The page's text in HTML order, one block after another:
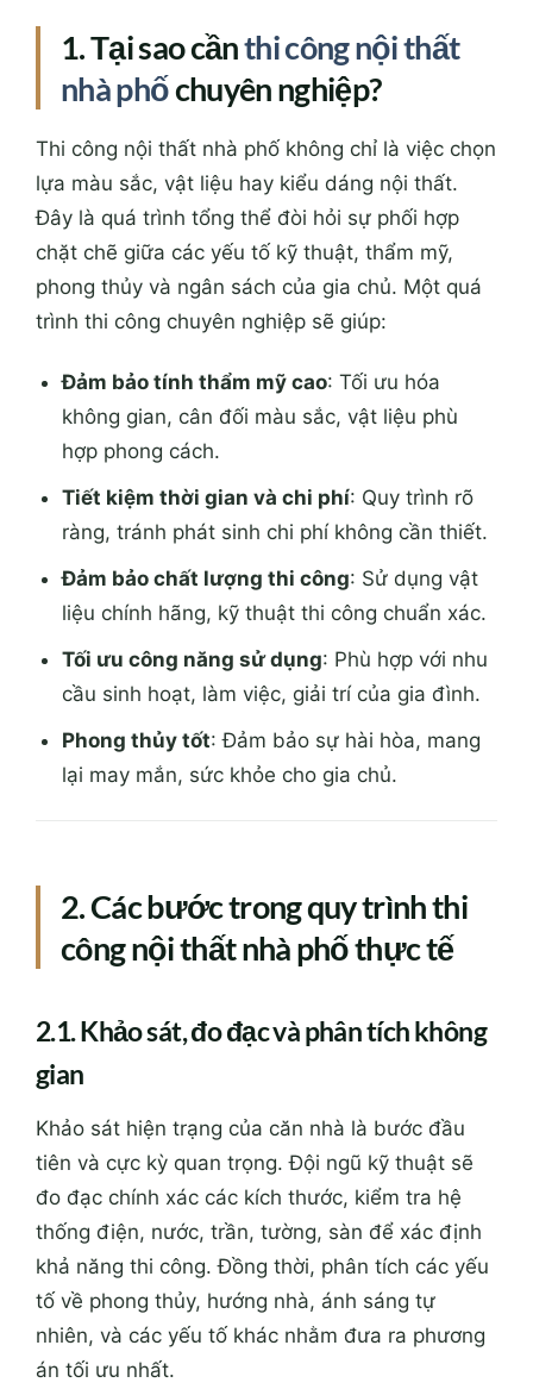
1. Tại sao cầnthi công nội thất
nhà phốchuyên nghiệp?
Thi công nội thất nhà phố không chỉ là việc chọn
lựa màu sắc, vật liệu hay kiểu dáng nội thất.
Đây là quá trình tổng thể đòi hỏi sự phối hợp
chặt chẽ giữa các yếu tố kỹ thuật, thẩm mỹ,
phong thủy và ngân sách của gia chủ. Một quá
trình thi công chuyên nghiệp sẽ giúp:
Đảm bảo tính thẩm mỹ cao: Tối ưu hóa
không gian, cân đối màu sắc, vật liệu phù
hợp phong cách.
Tiết kiệm thời gian và chi phí: Quy trình rõ
ràng, tránh phát sinh chi phí không cần thiết.
Đảm bảo chất lượng thi công: Sử dụng vật
liệu chính hãng, kỹ thuật thi công chuẩn xác.
Tối ưu công năng sử dụng: Phù hợp với nhu
cầu sinh hoạt, làm việc, giải trí của gia đình.
Phong thủy tốt: Đảm bảo sự hài hòa, mang
lại may mắn, sức khỏe cho gia chủ.
2. Các bước trong quy trình thi
công nội thất nhà phố thực tế
2.1. Khảo sát, đo đạc và phân tích không
gian
Khảo sát hiện trạng của căn nhà là bước đầu
tiên và cực kỳ quan trọng. Đội ngũ kỹ thuật sẽ
đo đạc chính xác các kích thước, kiểm tra hệ
thống điện, nước, trần, tường, sàn để xác định
khả năng thi công. Đồng thời, phân tích các yếu
tố về phong thủy, hướng nhà, ánh sáng tự
nhiên, và các yếu tố khác nhằm đưa ra phương
án tối ưu nhất.